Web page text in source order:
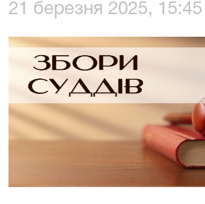
21 березня 2025, 15:45